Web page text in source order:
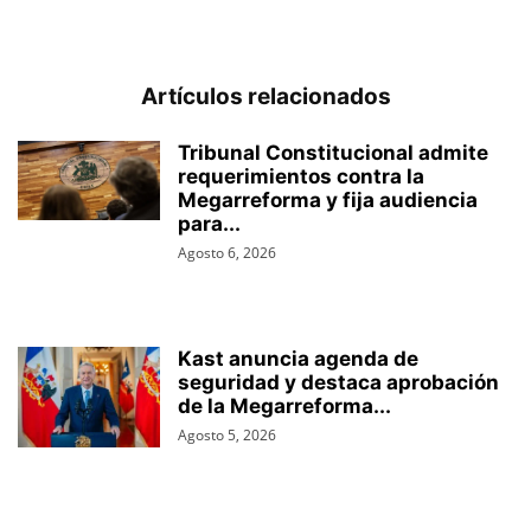
Artículos relacionados
Tribunal Constitucional admite
requerimientos contra la
Megarreforma y fija audiencia
para...
Agosto 6, 2026
Kast anuncia agenda de
seguridad y destaca aprobación
de la Megarreforma...
Agosto 5, 2026